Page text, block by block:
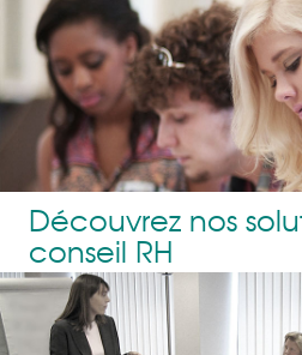
Découvrez nos
conseil RH